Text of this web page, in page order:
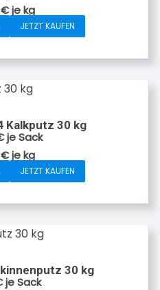
€jekg
JETZT KAUFEN
Kalkputz 30 kg
je Sack
€jekg
JETZT KAUFEN
30 kg
je Sack